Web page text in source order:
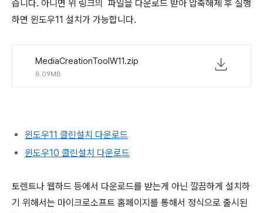
습니다. 아니면 위 링크의 파일을 다운로드 받아 압축해제 후 실행
하면 윈도우11 설치가 가능합니다.
MediaCreationToolW11.zip
8.09MB
윈도우11 클린설치 다운로드
윈도우10 클린설치 다운로드
토렌트나 웹하드 등에서 다운로드를 받는게 아닌 깔끔하게 설치하
기 위해서는 마이크로소프트 홈페이지를 통해서 정식으로 출시된